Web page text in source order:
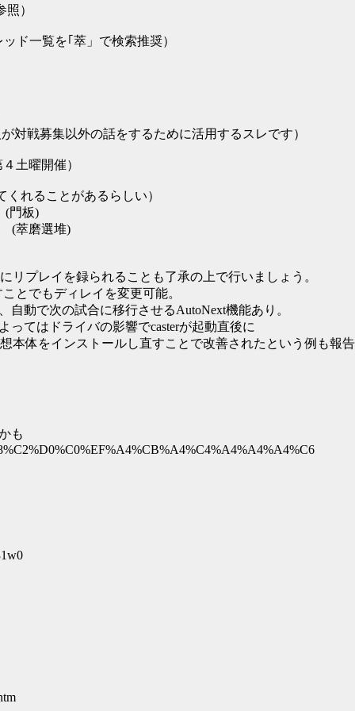
）
ド一覧を｢萃」で検索推奨）
対戦募集以外の話をするために活用するスレです）
土曜開催）
れることがあるらしい）
(門板)
(萃磨選堆)
リプレイを録られることも了承の上で行いましょう。
とでもディレイを変更可能。
自動で次の試合に移行させるAutoNext機能あり。
ってはドライバの影響でcasterが起動直後に
本体をインストールし直すことで改善されたという例も報告
も